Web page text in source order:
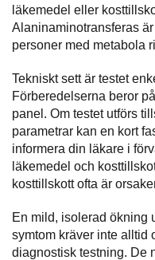
läkemedel eller
Alaninaminotransferas
personer med metabola
Tekniskt sett är testet
Förberedelserna beror
panel. Om testet utförs
parametrar kan en kort
informera din läkare i
läkemedel och
kosttillskott ofta är
En mild, isolerad ökning
symtom kräver inte alltid
diagnostisk testning. De